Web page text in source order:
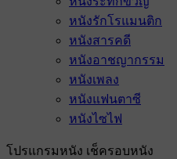
หนังรักโรแมนติก
หนังสารคดี
หนังอาชญากรรม
หนังเพลง
หนังแฟนตาซี
หนังไซไฟ
โปรแกรมหนัง เช็ครอบหนัง